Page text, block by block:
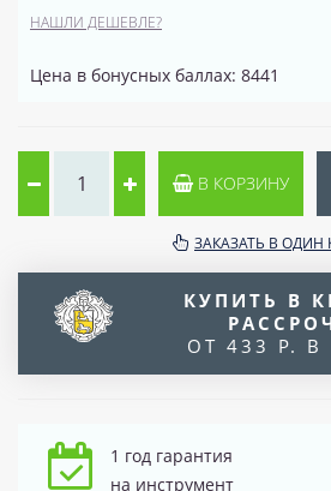
НАШЛИ ДЕШЕВЛЕ?
Цена в бонусных баллах: 8441
В КОРЗИНУ
ЗАКАЗАТЬ В ОДИН
КУПИТЬ В
ОТ 433 Р. В
1 год гарантия
на инструмент